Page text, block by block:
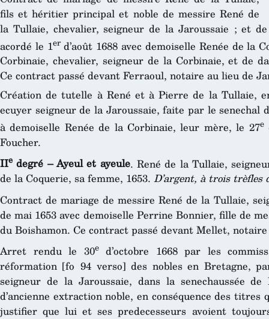
fils et héritier principal et noble de messire René de
la Tullaie, chevalier, seigneur de la Jaroussaie ; et
acordé le 1erd’août 1688 avec demoiselle Renée de la
Corbinaie, chevalier, seigneur de la Corbinaie, et de
Ce contract passé devant Ferraoul, notaire au lieu de
Création de tutelle à René et à Pierre de la Tullaie,
ecuyer seigneur de la Jaroussaie, faite par le senechal
à demoiselle Renée de la Corbinaie, leur mère, le 27e
Foucher.
IIe degré – Ayeul et ayeule. René de la Tullaie,
de la Coquerie, sa femme, 1653. D’argent, à trois trèfles
Contract de mariage de messire René de la Tullaie,
de mai 1653 avec demoiselle Perrine Bonnier, fille de
du Boishamon. Ce contract passé devant Mellet, notaire
Arret rendu le 30ed’octobre 1668 par les
réformation [fo 94 verso] des nobles en Bretagne,
seigneur de la Jaroussaie, dans la senechaussée
d’ancienne extraction noble, en conséquence des titres
justifier que lui et ses predecesseurs avoient